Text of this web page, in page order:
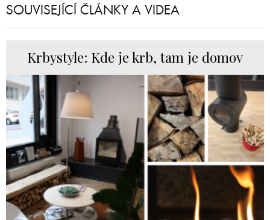
SOUVISEJÍCÍ ČLÁNKY A VIDEA
Krbystyle: Kde je krb, tam je domov